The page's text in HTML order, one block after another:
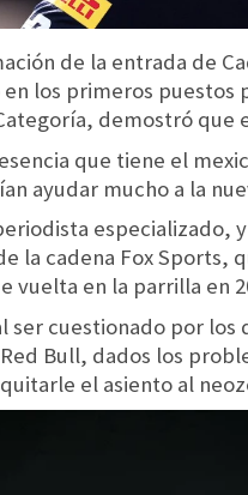
de la entrada de
en los primeros
demostró que
que tiene el
ayudar mucho a la
especializado,
la cadena Fox Sports,
vuelta en la parrilla en
ser cuestionado por
Bull, dados los
el asiento al